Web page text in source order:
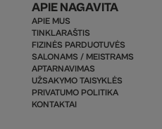
APIE NAGAVITA
APIE MUS
TINKLARAŠTIS
FIZINĖS PARDUOTUVĖS
SALONAMS / MEISTRAMS
APTARNAVIMAS
UŽSAKYMO TAISYKLĖS
PRIVATUMO POLITIKA
KONTAKTAI